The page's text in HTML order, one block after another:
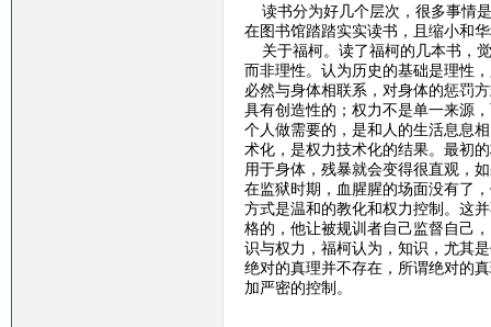
读书分为好几个层次，很多事情
在图书馆踏踏实实读书，且缩小和
关于福柯。读了福柯的几本书，
而非理性。认为历史的基础是理性
必然与身体相联系，对身体的惩罚
具有创造性的；权力不是单一来源
个人做需要的，是和人的生活息息
术化，是权力技术化的结果。最初
用于身体，残暴就会变得很直观，
在监狱时期，血腥腥的场面没有了
方式是温和的教化和权力控制。这
格的，他让被规训者自己监督自己
识与权力，福柯认为，知识，尤其
绝对的真理并不存在，所谓绝对的
加严密的控制。